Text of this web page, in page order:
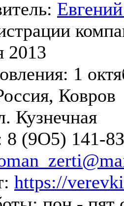
2013
1
Ковров
Кузнечная
8 (9О5) 141-
https://